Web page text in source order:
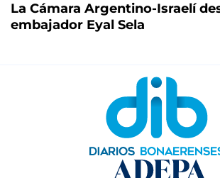
La Cámara Argentino-Israelí
embajador Eyal Sela